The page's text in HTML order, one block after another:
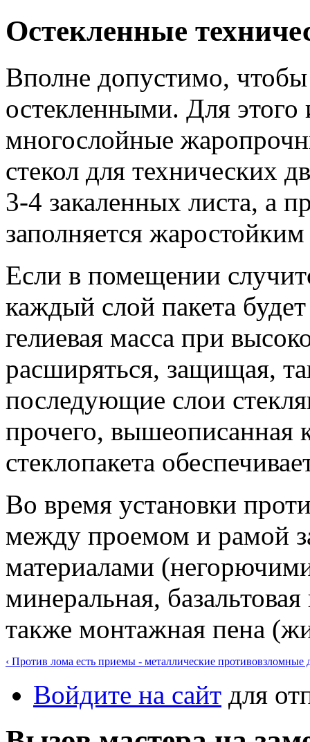
Остекленные
Вполне допустимо,
остекленными. Для этого
многослойные
стекол для технических
3-4 закаленных листа, а
заполняется
Если в помещении
каждый слой пакета
гелиевая масса при
расширяться, защищая,
последующие слои
прочего, вышеописанная
стеклопакета
Во время установки
между проемом и рамой
материалами
минеральная,
также монтажная пена
‹ Против лома есть приемы - металлические противовзломные
Войдите на сайт для